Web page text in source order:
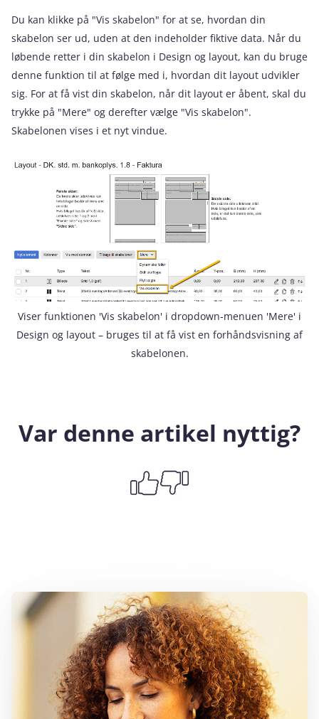
Du kan klikke på "Vis skabelon" for at se, hvordan din
skabelon ser ud, uden at den indeholder fiktive data. Når du
løbende retter i din skabelon i Design og layout, kan du bruge
denne funktion til at følge med i, hvordan dit layout udvikler
sig. For at få vist din skabelon, når dit layout er åbent, skal du
trykke på "Mere" og derefter vælge "Vis skabelon".
Skabelonen vises i et nyt vindue.
Viser funktionen 'Vis skabelon' i dropdown-menuen 'Mere' i
Design og layout – bruges til at få vist en forhåndsvisning af
skabelonen.
Var denne artikel nyttig?